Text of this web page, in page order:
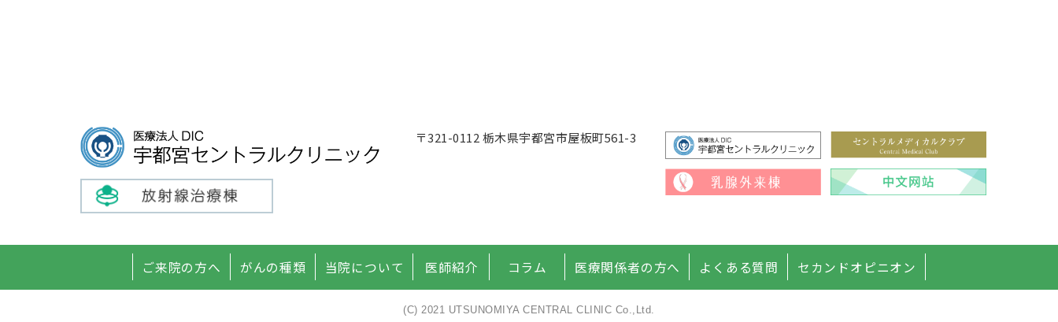
〒321-0112 栃木県宇都宮市屋板町561-3
ご来院の方へ がんの種類 当院について 医師紹介 コラム 医療関係者の方へ よくある質問 セカンドオピニオン
(C) 2021 UTSUNOMIYA CENTRAL CLINIC Co.,Ltd.